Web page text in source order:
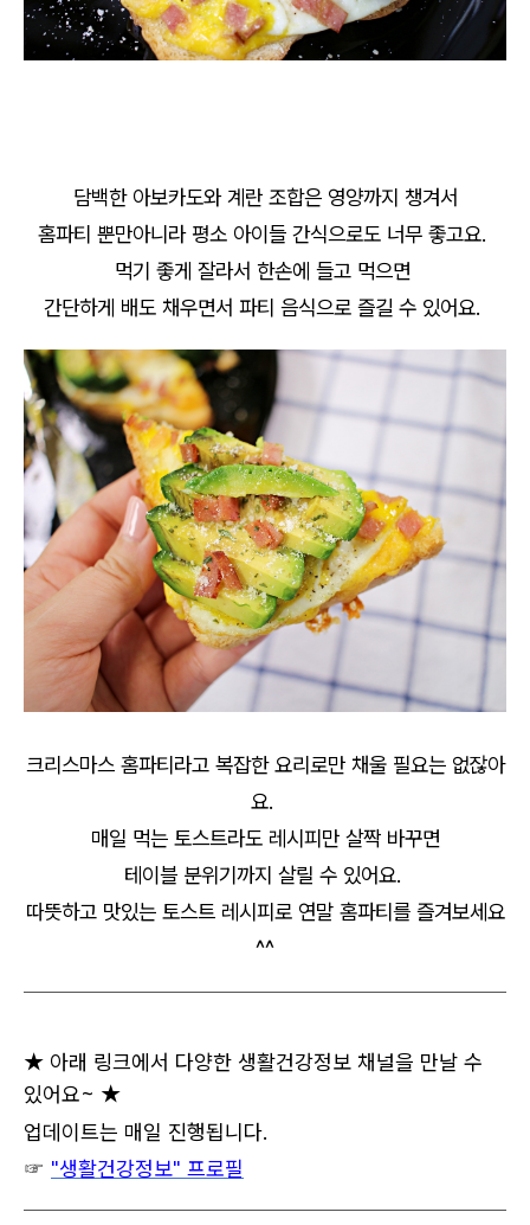
담백한 아보카도와 계란 조합은 영양까지 챙겨서
홈파티 뿐만아니라 평소 아이들 간식으로도 너무 좋고요.
먹기 좋게 잘라서 한손에 들고 먹으면
간단하게 배도 채우면서 파티 음식으로 즐길 수 있어요.
크리스마스 홈파티라고 복잡한 요리로만 채울 필요는 없잖아
요.
매일 먹는 토스트라도 레시피만 살짝 바꾸면
테이블 분위기까지 살릴 수 있어요.
따뜻하고 맛있는 토스트 레시피로 연말 홈파티를 즐겨보세요
^^
★ 아래 링크에서 다양한 생활건강정보 채널을 만날 수
있어요~ ★
업데이트는 매일 진행됩니다.
☞ "생활건강정보" 프로필